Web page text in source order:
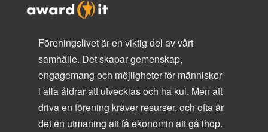
Föreningslivet är en viktig del av vårt
samhälle. Det skapar gemenskap,
engagemang och möjligheter för människor
i alla åldrar att utvecklas och ha kul. Men att
driva en förening kräver resurser, och ofta är
det en utmaning att få ekonomin att gå ihop.